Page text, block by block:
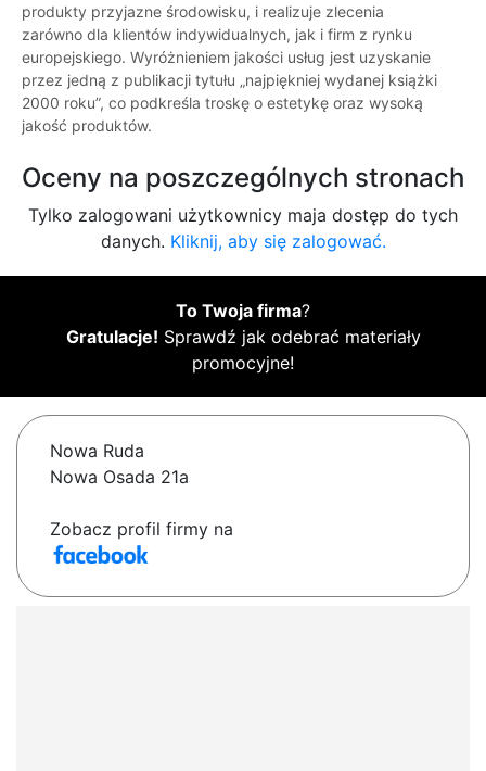
produkty przyjazne środowisku, i realizuje zlecenia
zarówno dla klientów indywidualnych, jak i firm z rynku
europejskiego. Wyróżnieniem jakości usług jest uzyskanie
przez jedną z publikacji tytułu „najpiękniej wydanej książki
2000 roku”, co podkreśla troskę o estetykę oraz wysoką
jakość produktów.
Oceny na poszczególnych stronach
Tylko zalogowani użytkownicy maja dostęp do tych
danych. Kliknij, aby się zalogować.
To Twoja firma?
Gratulacje! Sprawdź jak odebrać materiały
promocyjne!
Nowa Ruda
Nowa Osada 21a
Zobacz profil firmy na